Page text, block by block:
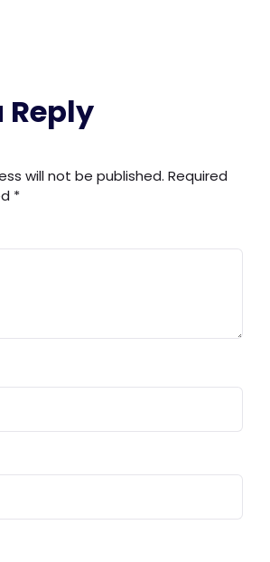
Reply
will not be published. Required
*